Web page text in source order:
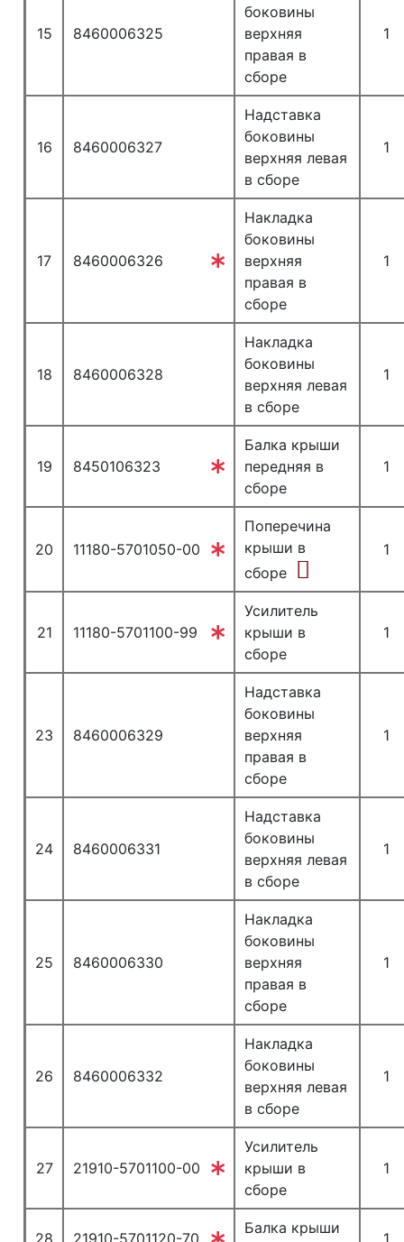
15 8460006325
боковины
верхняя
правая в
сборе
1
16 8460006327
Надставка
боковины
верхняя левая
в сборе
1
17 8460006326
Накладка
боковины
верхняя
правая в
сборе
1
18 8460006328
Накладка
боковины
верхняя левая
в сборе
1
19 8450106323
Балка крыши
передняя в
сборе
1
20 11180-5701050-00
Поперечина
крыши в
сборе
1
21 11180-5701100-99
Усилитель
крыши в
сборе
1
23 8460006329
Надставка
боковины
верхняя
правая в
сборе
1
24 8460006331
Надставка
боковины
верхняя левая
в сборе
1
25 8460006330
Накладка
боковины
верхняя
правая в
сборе
1
26 8460006332
Накладка
боковины
верхняя левая
в сборе
1
27 21910-5701100-00
Усилитель
крыши в
сборе
1
28 21910-5701120-70
Балка крыши
1